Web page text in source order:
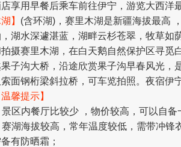
享用早餐后乘车前往伊宁，游览大西洋
】 (含环湖)，赛里木湖是新疆海拔最高
湖水深遽湛蓝，湖畔云杉苍翠，牧草如
摄赛里木湖，在白天鹅自然保护区寻觅
子沟大桥，沿途欣赏果子沟早春风光，
面钢桁梁斜拉桥，可车览拍照。夜宿伊宁
馨提示】
景区内餐厅比较少 ，物价较高，可以自备
赛湖海拔较高，常年温度较低，需带冲锋
有防晒霜；